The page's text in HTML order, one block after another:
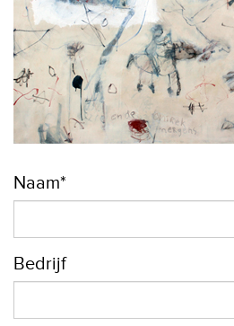
Naam*
Bedrijf